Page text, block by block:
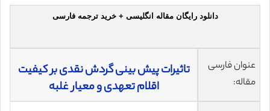
دانلود رایگان مقاله انگلیسی + خرید ترجمه فارسی
عنوان فارسی
مقاله:
تاثیرات پیش بینی گردش نقدی بر کیفیت
اقلام تعهدی و معیار غلبه